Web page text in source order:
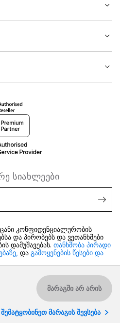
მარაგში არ არის
შემატყობინეთ მარაგის შევსება
სიახლეები
კონფიდენციალურობის
და პირობებს და ვეთანხმები
დამუშავებას. თანხმობა პირადი
და გამოყენების წესები და
ყველა უფლება დაცულია.